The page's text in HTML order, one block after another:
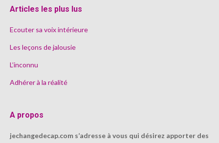
Articles les plus lus
Ecouter sa voix intérieure
Les leçons de jalousie
L’inconnu
Adhérer à la réalité
A propos
jechangedecap.com s’adresse à vous qui désirez apporter des